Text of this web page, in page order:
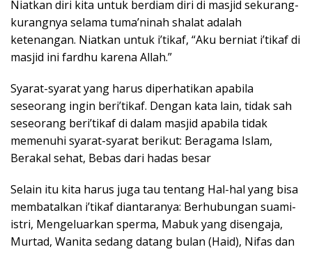
Niatkan diri kita untuk berdiam diri di masjid sekurang-
kurangnya selama tuma’ninah shalat adalah
ketenangan. Niatkan untuk i’tikaf, “Aku berniat i’tikaf di
masjid ini fardhu karena Allah.”
Syarat-syarat yang harus diperhatikan apabila
seseorang ingin beri’tikaf. Dengan kata lain, tidak sah
seseorang beri’tikaf di dalam masjid apabila tidak
memenuhi syarat-syarat berikut: Beragama Islam,
Berakal sehat, Bebas dari hadas besar
Selain itu kita harus juga tau tentang Hal-hal yang bisa
membatalkan i’tikaf diantaranya: Berhubungan suami-
istri, Mengeluarkan sperma, Mabuk yang disengaja,
Murtad, Wanita sedang datang bulan (Haid), Nifas dan